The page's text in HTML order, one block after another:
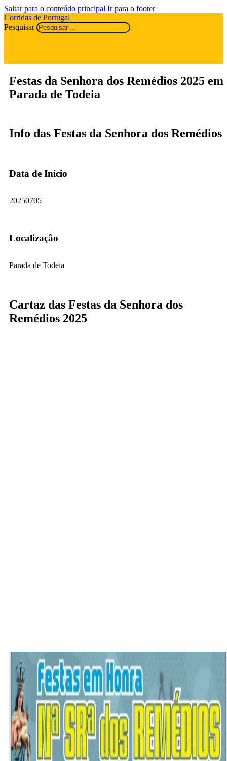
Saltar para o conteúdo principal Ir para o footer
Corridas de Portugal
Pesquisar
Festas da Senhora dos Remédios 2025 em
Parada de Todeia
Info das Festas da Senhora dos Remédios
Data de Início
20250705
Localização
Parada de Todeia
Cartaz das Festas da Senhora dos
Remédios 2025